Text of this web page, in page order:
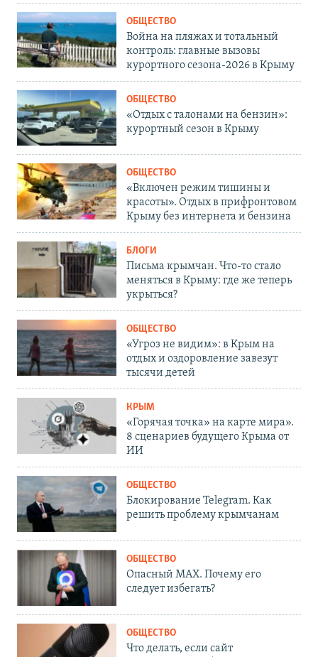
ОБЩЕСТВО
Война на пляжах и тотальный
контроль: главные вызовы
курортного сезона-2026 в Крыму
ОБЩЕСТВО
«Отдых с талонами на бензин»:
курортный сезон в Крыму
ОБЩЕСТВО
«Включен режим тишины и
красоты». Отдых в прифронтовом
Крыму без интернета и бензина
БЛОГИ
Письма крымчан. Что-то стало
меняться в Крыму: где же теперь
укрыться?
ОБЩЕСТВО
«Угроз не видим»: в Крым на
отдых и оздоровление завезут
тысячи детей
КРЫМ
«Горячая точка» на карте мира».
8 сценариев будущего Крыма от
ИИ
ОБЩЕСТВО
Блокирование Telegram. Как
решить проблему крымчанам
ОБЩЕСТВО
Опасный MAX. Почему его
следует избегать?
ОБЩЕСТВО
Что делать, если сайт